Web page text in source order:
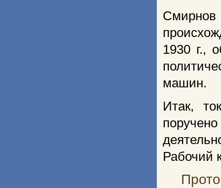
1930 г.,
машин.
Итак,
Рабочий